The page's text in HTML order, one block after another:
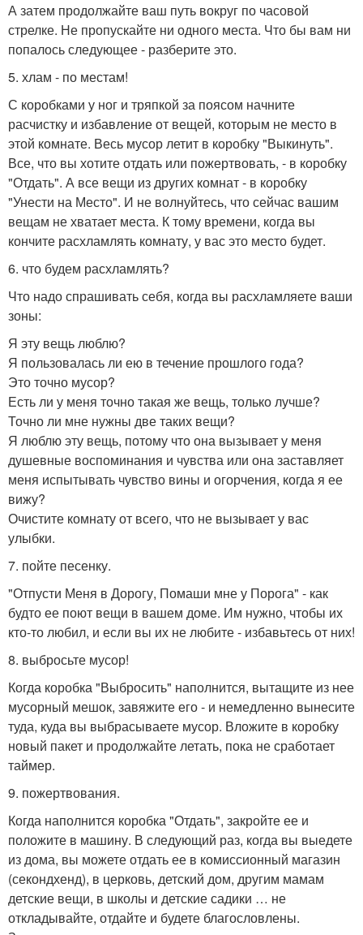
А затем продолжайте ваш путь вокруг по часовой
стрелке. Не пропускайте ни одного места. Что бы вам ни
попалось следующее - разберите это.
5. хлам - по местам!
С коробками у ног и тряпкой за поясом начните
расчистку и избавление от вещей, которым не место в
этой комнате. Весь мусор летит в коробку "Выкинуть".
Все, что вы хотите отдать или пожертвовать, - в коробку
"Отдать". А все вещи из других комнат - в коробку
"Унести на Место". И не волнуйтесь, что сейчас вашим
вещам не хватает места. К тому времени, когда вы
кончите расхламлять комнату, у вас это место будет.
6. что будем расхламлять?
Что надо спрашивать себя, когда вы расхламляете ваши
зоны:
Я эту вещь люблю?
Я пользовалась ли ею в течение прошлого года?
Это точно мусор?
Есть ли у меня точно такая же вещь, только лучше?
Точно ли мне нужны две таких вещи?
Я люблю эту вещь, потому что она вызывает у меня
душевные воспоминания и чувства или она заставляет
меня испытывать чувство вины и огорчения, когда я ее
вижу?
Очистите комнату от всего, что не вызывает у вас
улыбки.
7. пойте песенку.
"Отпусти Меня в Дорогу, Помаши мне у Порога" - как
будто ее поют вещи в вашем доме. Им нужно, чтобы их
кто-то любил, и если вы их не любите - избавьтесь от них!
8. выбросьте мусор!
Когда коробка "Выбросить" наполнится, вытащите из нее
мусорный мешок, завяжите его - и немедленно вынесите
туда, куда вы выбрасываете мусор. Вложите в коробку
новый пакет и продолжайте летать, пока не сработает
таймер.
9. пожертвования.
Когда наполнится коробка "Отдать", закройте ее и
положите в машину. В следующий раз, когда вы выедете
из дома, вы можете отдать ее в комиссионный магазин
(секондхенд), в церковь, детский дом, другим мамам
детские вещи, в школы и детские садики … не
откладывайте, отдайте и будете благословлены.